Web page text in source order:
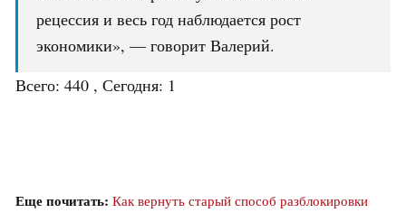
рецессия и весь год наблюдается рост
экономики», — говорит Валерий.
Всего: 440 , Сегодня: 1
Еще почитать: Как вернуть старый способ разблокировки